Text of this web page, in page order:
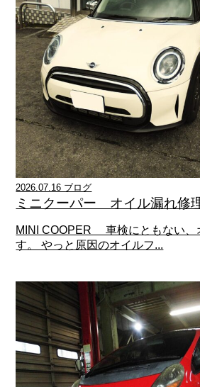
2026.07.16 ブログ
ミニクーパー オイル漏れ修
MINI COOPER 車検にともない、
す。 やっと原因のオイルフ...